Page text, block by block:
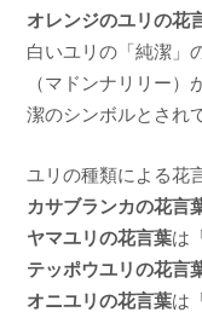
オレンジのユリの花
白いユリの「純潔」
（マドンナリリー
潔のシンボルとされ
ユリの種類による花
カサブランカの花言
ヤマユリの花言葉は
テッポウユリの花言
オニユリの花言葉は